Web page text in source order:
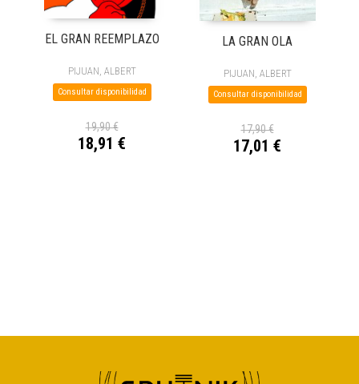
EL GRAN REEMPLAZO
PIJUAN, ALBERT
Consultar disponibilidad
19,90 €
18,91 €
LA GRAN OLA
PIJUAN, ALBERT
Consultar disponibilidad
17,90 €
17,01 €